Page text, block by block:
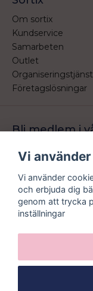
Om sortix
Kundservice
Samarbeten
Outlet
Organiseringstjänst
Företagslösningar
Bli medlem i
email
Mejladress
erbjudande.
Vi
Vi använder
och erbjuda dig
genom att trycka
inställningar